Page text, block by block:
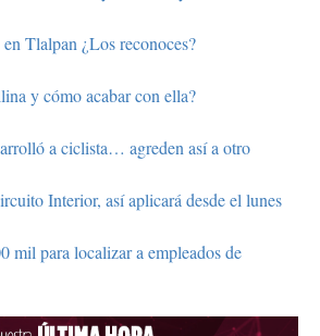
Tlalpan ¿Los reconoces?
y cómo acabar con ella?
a ciclista… agreden así a otro
Interior, así aplicará desde el lunes
mil para localizar a empleados de